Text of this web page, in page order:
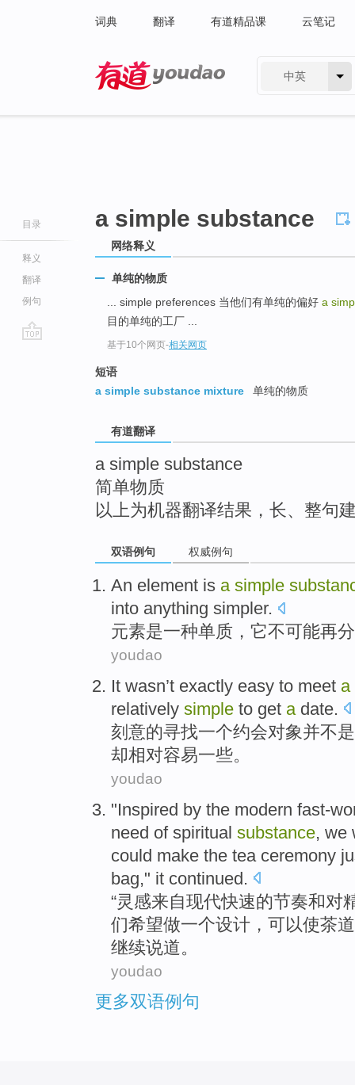
词典 翻译 有道精品课 云笔记
中英
目录
释义
翻译
例句
a simple substance
网络释义
单纯的物质
... simple preferences 当他们有单纯的偏好 a
目的单纯的工厂 ...
基于10个网页-相关网页
短语
a simple substance mixture
单纯的物质
有道翻译
a simple substance
简单物质
以上为机器翻译结果，长、整句
双语例句 权威例句
An element is a simple
into anything simpler.
元素是一种单质 ， 它不可能再
youdao
It wasn’t exactly easy to meet a
relatively simple to get a date.
刻意的寻找一个约会对象并不是
却相对容易一些。
youdao
"Inspired by the modern fast-
need of spiritual substance, we
could make the tea ceremony
bag," it continued.
“灵感来自现代快速的节奏和对
们希望做一个设计 ， 可以使茶道
继续说道。
youdao
更多双语例句